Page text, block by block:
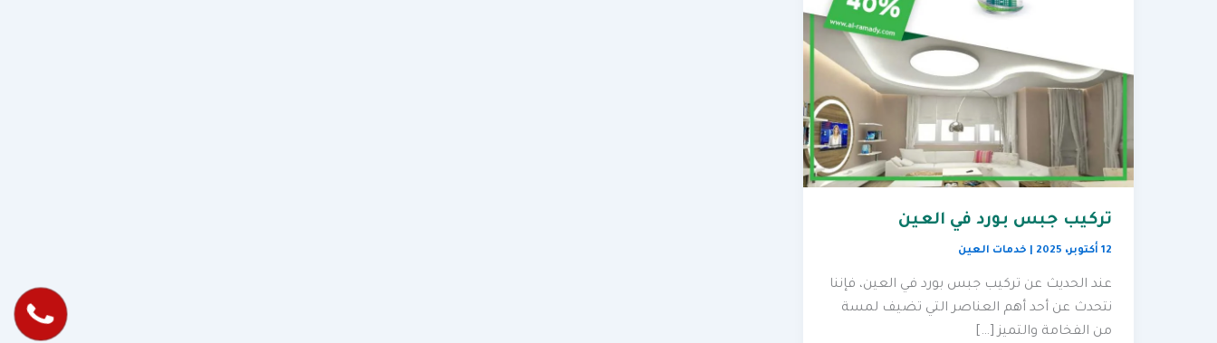
تركيب جبس بورد في العين
12 أكتوبر، 2025 خدمات العين
عند الحديث عن تركيب جبس بورد في العين، فإننا
نتحدث عن أحد أهم العناصر التي تضيف لمسة
من الفخامة والتميز […]